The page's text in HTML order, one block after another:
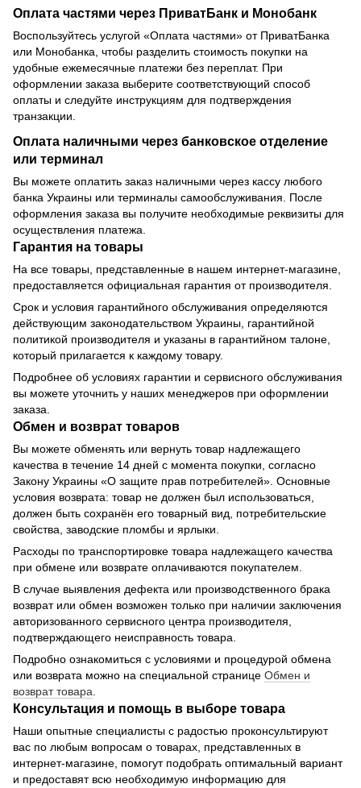
Оплата частями через ПриватБанк и Монобанк
Воспользуйтесь услугой «Оплата частями» от ПриватБанка
или Монобанка, чтобы разделить стоимость покупки на
удобные ежемесячные платежи без переплат. При
оформлении заказа выберите соответствующий способ
оплаты и следуйте инструкциям для подтверждения
транзакции.
Оплата наличными через банковское отделение
или терминал
Вы можете оплатить заказ наличными через кассу любого
банка Украины или терминалы самообслуживания. После
оформления заказа вы получите необходимые реквизиты для
осуществления платежа.
Гарантия на товары
На все товары, представленные в нашем интернет-магазине,
предоставляется официальная гарантия от производителя.
Срок и условия гарантийного обслуживания определяются
действующим законодательством Украины, гарантийной
политикой производителя и указаны в гарантийном талоне,
который прилагается к каждому товару.
Подробнее об условиях гарантии и сервисного обслуживания
вы можете уточнить у наших менеджеров при оформлении
заказа.
Обмен и возврат товаров
Вы можете обменять или вернуть товар надлежащего
качества в течение 14 дней с момента покупки, согласно
Закону Украины «О защите прав потребителей». Основные
условия возврата: товар не должен был использоваться,
должен быть сохранён его товарный вид, потребительские
свойства, заводские пломбы и ярлыки.
Расходы по транспортировке товара надлежащего качества
при обмене или возврате оплачиваются покупателем.
В случае выявления дефекта или производственного брака
возврат или обмен возможен только при наличии заключения
авторизованного сервисного центра производителя,
подтверждающего неисправность товара.
Подробно ознакомиться с условиями и процедурой обмена
или возврата можно на специальной странице Обмен и
возврат товара.
Консультация и помощь в выборе товара
Наши опытные специалисты с радостью проконсультируют
вас по любым вопросам о товарах, представленных в
интернет-магазине, помогут подобрать оптимальный вариант
и предоставят всю необходимую информацию для